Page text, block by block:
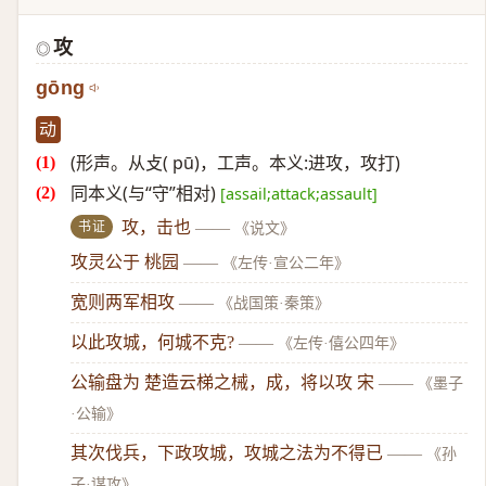
◎ 攻
gōng
动
(形声。从攴( pū)，工声。本义:进攻，攻打)
同本义(与“守”相对) [assail;attack;assault]
书证 攻，击也 —— 《说文》
攻灵公于 桃园 —— 《左传·宣公二年》
宽则两军相攻 —— 《战国策·秦策》
以此攻城，何城不克? —— 《左传·僖公四年》
公输盘为 楚造云梯之械，成，将以攻 宋 ——
《墨子
·公输》
其次伐兵，下政攻城，攻城之法为不得已 ——
《孙